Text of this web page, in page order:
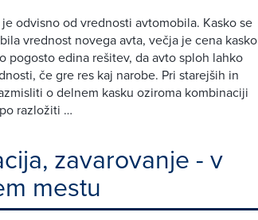
odvisno od vrednosti avtomobila. Kasko se
vrednost novega avta, večja je cena kasko
pogosto edina rešitev, da avto sploh lahko
če gre res kaj narobe. Pri starejših in
o delnem kasku oziroma kombinaciji
razložiti …
zavarovanje - v
mestu